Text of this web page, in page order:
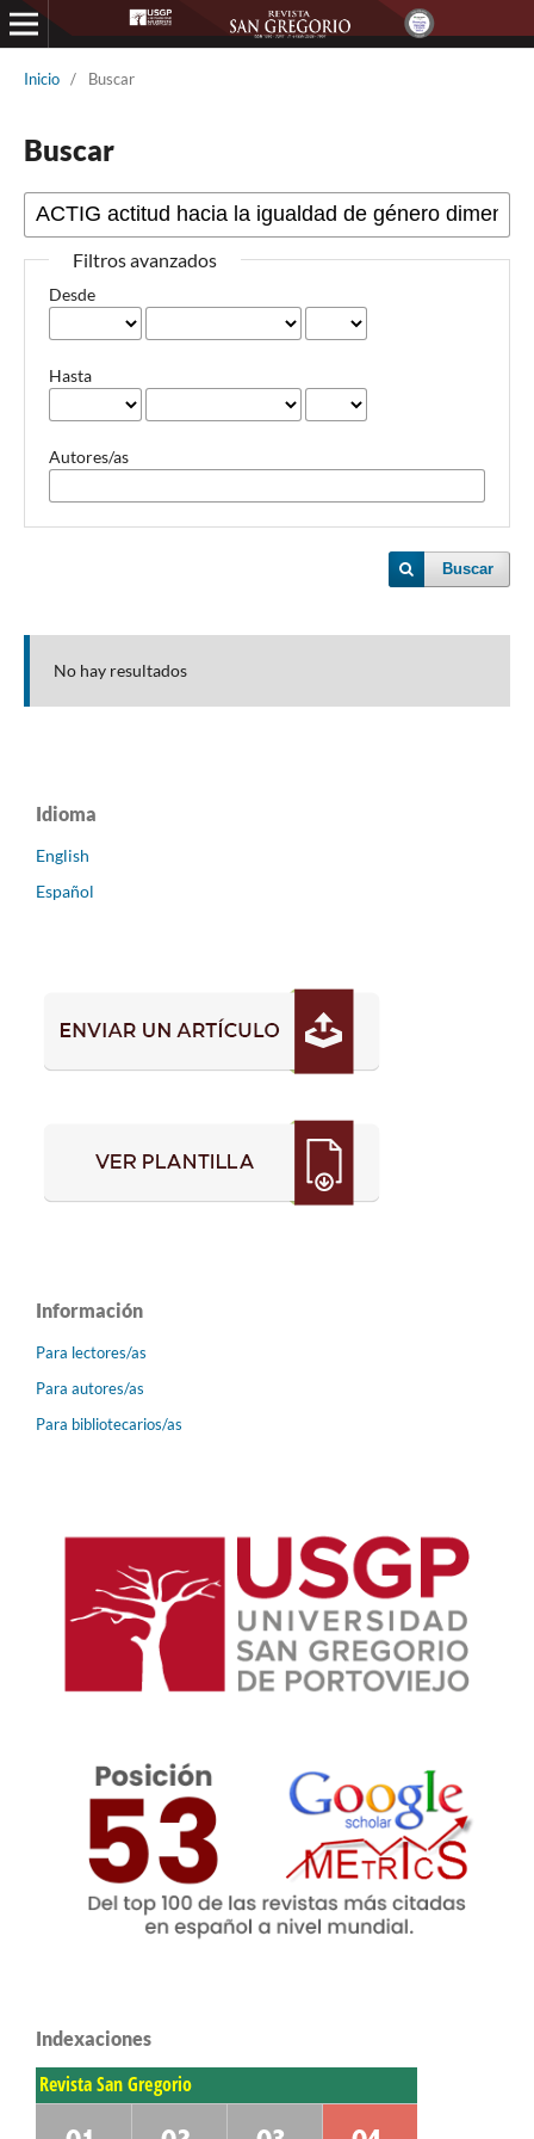
Inicio / Buscar
Buscar
Filtros avanzados
Desde
Hasta
Autores/as
Buscar
No hay resultados
Idioma
English
Español
Información
Para lectores/as
Para autores/as
Para bibliotecarios/as
Indexaciones